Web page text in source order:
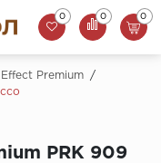
0 0 0
Effect Premium
/
PRK 909